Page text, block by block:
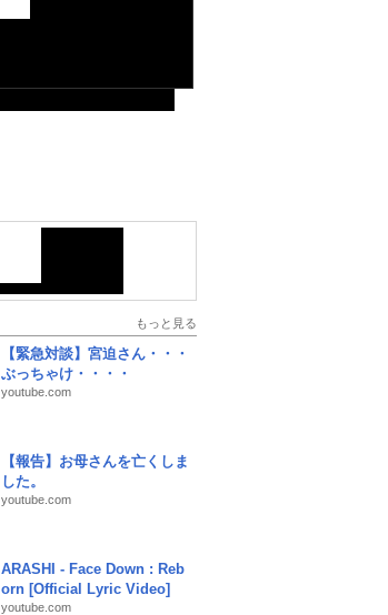
もっと見る
【緊急対談】宮迫さん・・・
ぶっちゃけ・・・・
youtube.com
【報告】お母さんを亡くしま
した。
youtube.com
ARASHI - Face Down : Reb
orn [Official Lyric Video]
youtube.com